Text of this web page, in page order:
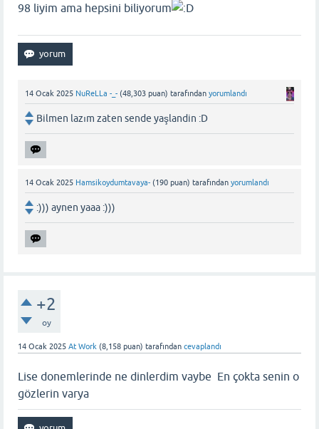
98 liyim ama hepsini biliyorum
14 Ocak 2025 NuReLLa -_- (48,303 puan) tarafından yorumlandı
Bilmen lazım zaten sende yaşlandin :D
14 Ocak 2025 Hamsikoydumtavaya- (190 puan) tarafından yorumlandı
:))) aynen yaaa :)))
+2
oy
14 Ocak 2025 At Work (8,158 puan) tarafından cevaplandı
Lise donemlerinde ne dinlerdim vaybe En çokta senin o
gözlerin varya